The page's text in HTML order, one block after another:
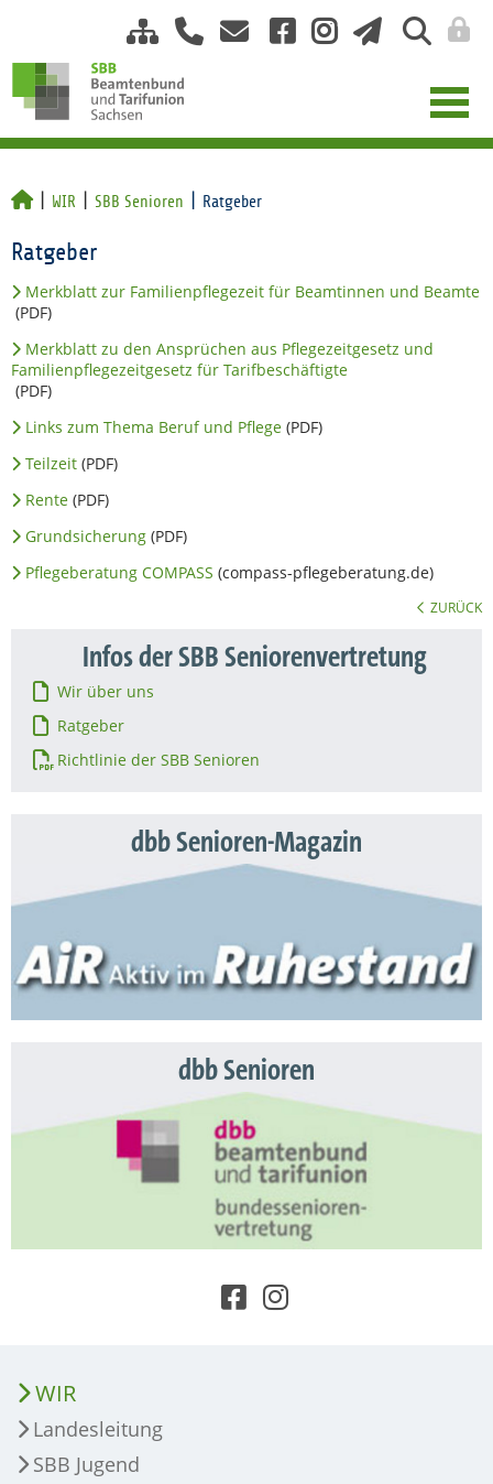
WIR SBB Senioren Ratgeber
Ratgeber
Merkblatt zur Familienpflegezeit für Beamtinnen und Beamte
(PDF)
Merkblatt zu den Ansprüchen aus Pflegezeitgesetz und
Familienpflegezeitgesetz für Tarifbeschäftigte
(PDF)
Links zum Thema Beruf und Pflege (PDF)
Teilzeit (PDF)
Rente (PDF)
Grundsicherung (PDF)
Pflegeberatung COMPASS (compass-pflegeberatung.de)
ZURÜCK
Infos der SBB Seniorenvertretung
Wir über uns
Ratgeber
Richtlinie der SBB Senioren
dbb Senioren-Magazin
dbb Senioren
WIR
Landesleitung
SBB Jugend